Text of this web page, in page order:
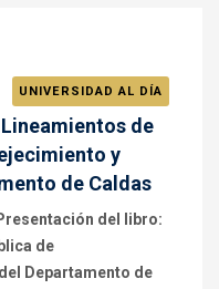
UNIVERSIDAD AL DÍA
de
y
de Caldas
Presentación del libro:
de
Departamento de